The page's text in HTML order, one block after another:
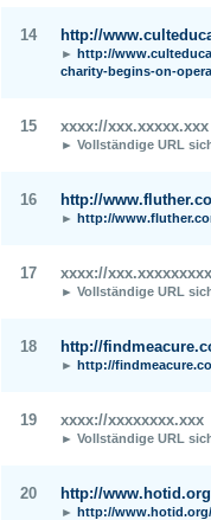
14 http://
► http://
charity-begins-on-
15 xxxx://xxx.xxxxx.xxx
► Vollständige URL
16 http://
► http://
17 xxxx://
► Vollständige URL
18 http://
► http://
19 xxxx://xxxxxxxx.xxx
► Vollständige URL
20 http://www.hotid.org
► http://